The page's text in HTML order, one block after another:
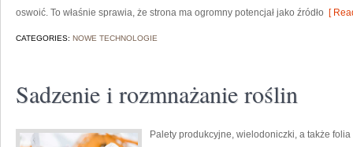
oswoić. To właśnie sprawia, że strona ma ogromny potencjał jako źródło [
CATEGORIES: NOWE TECHNOLOGIE
Sadzenie i rozmnażanie roślin
Palety produkcyjne, wielodoniczki, a także